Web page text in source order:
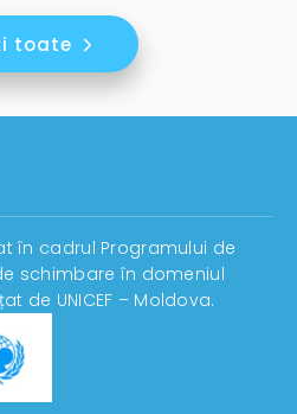
toate
în cadrul Programului de
schimbare în domeniul
de UNICEF – Moldova.